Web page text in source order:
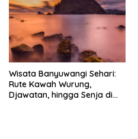
Wisata Banyuwangi Sehari:
Rute Kawah Wurung,
Djawatan, hingga Senja di